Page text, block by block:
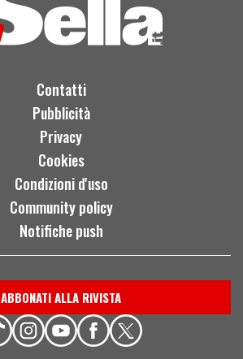
Contatti
Pubblicità
Privacy
Cookies
Condizioni d'uso
Community policy
Notifiche push
ABBONATI ALLA RIVISTA